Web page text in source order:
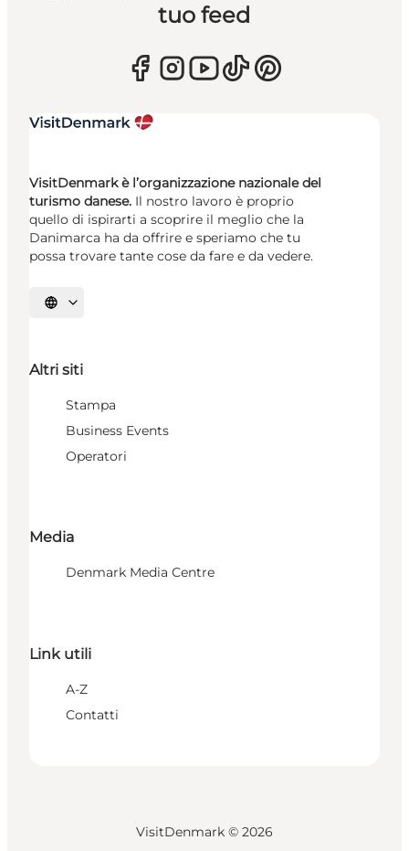
tuo feed
VisitDenmark è l’organizzazione nazionale del
turismo danese. Il nostro lavoro è proprio
quello di ispirarti a scoprire il meglio che la
Danimarca ha da offrire e speriamo che tu
possa trovare tante cose da fare e da vedere.
Seleziona la lingua
Altri siti
Stampa
Business Events
Operatori
Media
Denmark Media Centre
Link utili
A-Z
Contatti
VisitDenmark © 2026